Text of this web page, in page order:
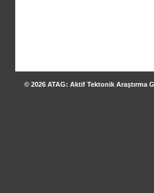
© 2026 ATAG: Aktif Tektonik Araştırma